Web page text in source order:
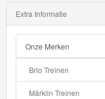
Majorette
autos
Siku
GraviTrax
Extra Informatie
Onze Merken
Brio Treinen
Märklin Treinen